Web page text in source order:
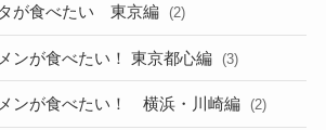
が食べたい 東京編 (2)
ンが食べたい！ 東京都心編 (3)
ンが食べたい！ 横浜・川崎編 (2)